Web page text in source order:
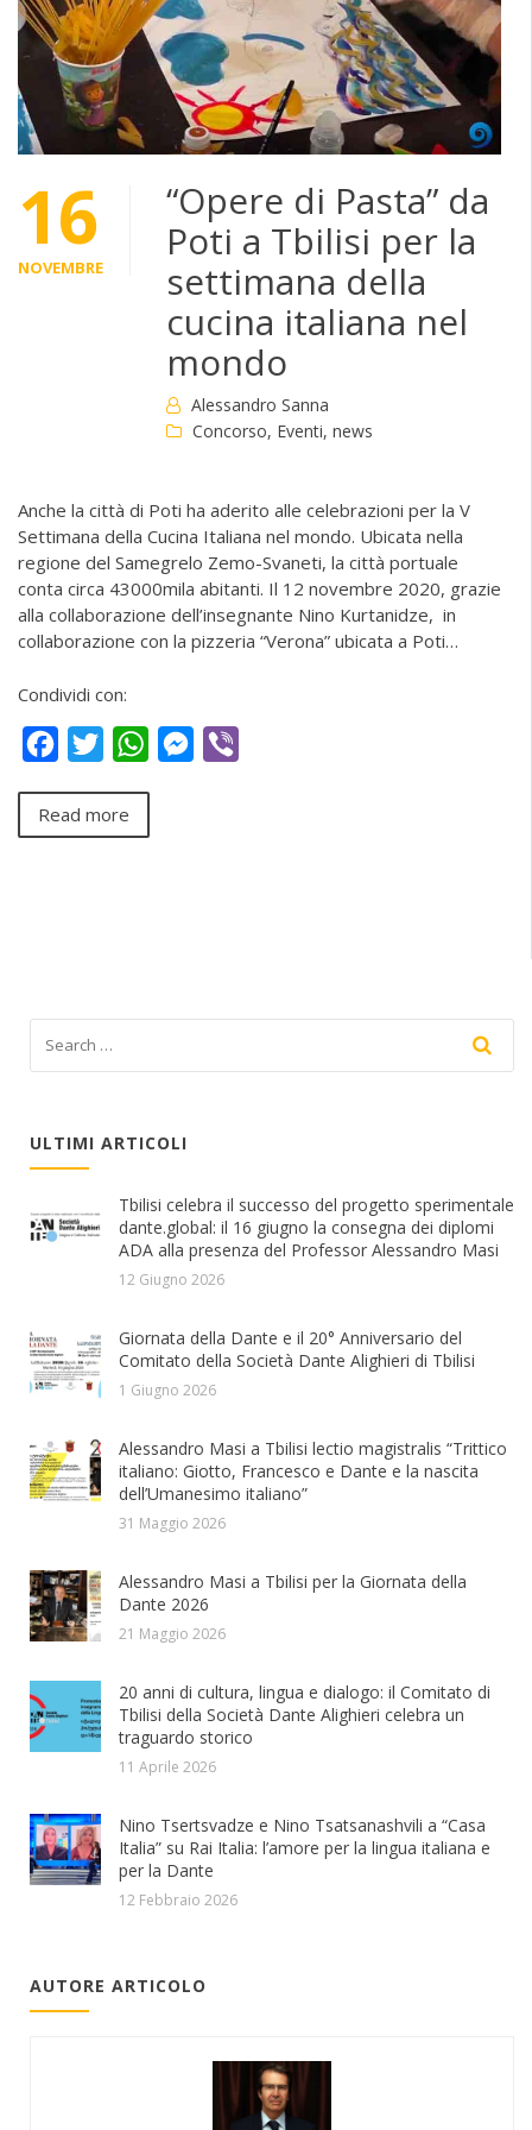
16
NOVEMBRE
“Opere di Pasta” da
Poti a Tbilisi per la
settimana della
cucina italiana nel
mondo
Alessandro Sanna
Concorso, Eventi, news
Anche la città di Poti ha aderito alle celebrazioni per la V
Settimana della Cucina Italiana nel mondo. Ubicata nella
regione del Samegrelo Zemo-Svaneti, la città portuale
conta circa 43000mila abitanti. Il 12 novembre 2020, grazie
alla collaborazione dell’insegnante Nino Kurtanidze, in
collaborazione con la pizzeria “Verona” ubicata a Poti…
Condividi con:
FacebookTwitterWhatsAppMessenger
Read more
ULTIMI ARTICOLI
Tbilisi celebra il successo del progetto sperimentale
dante.global: il 16 giugno la consegna dei diplomi
ADA alla presenza del Professor Alessandro Masi
12 Giugno 2026
Giornata della Dante e il 20° Anniversario del
Comitato della Società Dante Alighieri di Tbilisi
1 Giugno 2026
Alessandro Masi a Tbilisi lectio magistralis “Trittico
italiano: Giotto, Francesco e Dante e la nascita
dell’Umanesimo italiano”
31 Maggio 2026
Alessandro Masi a Tbilisi per la Giornata della
Dante 2026
21 Maggio 2026
20 anni di cultura, lingua e dialogo: il Comitato di
Tbilisi della Società Dante Alighieri celebra un
traguardo storico
11 Aprile 2026
Nino Tsertsvadze e Nino Tsatsanashvili a “Casa
Italia” su Rai Italia: l’amore per la lingua italiana e
per la Dante
12 Febbraio 2026
AUTORE ARTICOLO